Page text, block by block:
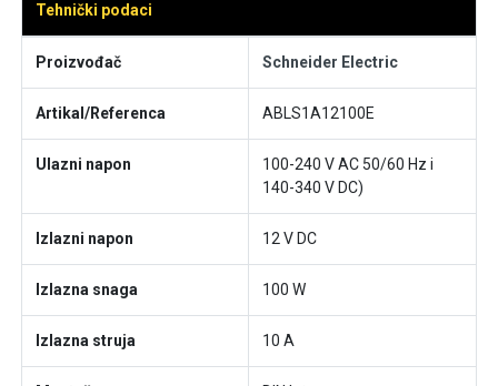
Tehnički podaci
Proizvođač Schneider Electric
Artikal/Referenca ABLS1A12100E
Ulazni napon
100-240 V AC 50/60 Hz i
140-340 V DC)
Izlazni napon 12 V DC
Izlazna snaga 100 W
Izlazna struja 10 A